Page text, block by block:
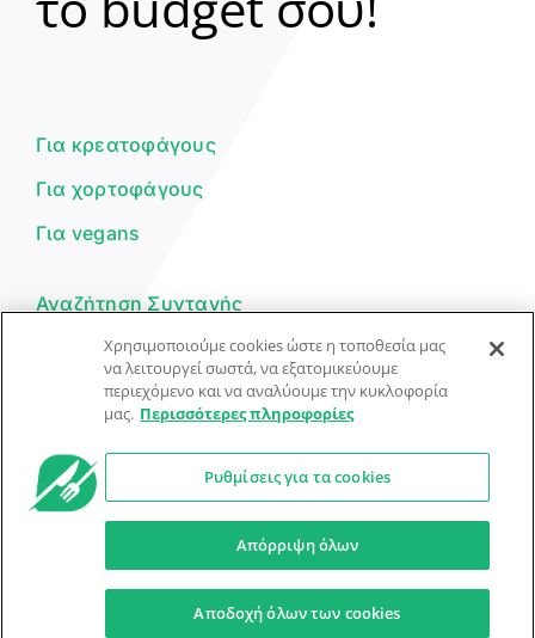
Για κρεατοφάγους
Για χορτοφάγους
Για vegans
Αναζήτηση Συνταγής
Υποβολή Συνταγής
Φόρμα Επικοινωνίας
© Dorpon • Μηχανή αναζήτησης για …καλοφαγάδες!
Προστασία Προσωπικών Δεδομένων Όροι Xρήσης
Ο βοηθός μπορεί να κάνει λάθη — ελέγξτε τις συνταγές.
Χρησιμοποιούμε cookies ώστε η τοποθεσία μας
να λειτουργεί σωστά, να εξατομικεύουμε
περιεχόμενο και να αναλύουμε την κυκλοφορία
μας. Περισσότερες πληροφορίες
Ρυθμίσεις για τα cookies
Απόρριψη όλων
Αποδοχή όλων των cookies